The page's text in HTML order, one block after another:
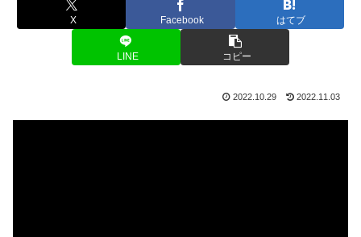
X Facebook はてブ
LINE コピー
2022.10.29 2022.11.03